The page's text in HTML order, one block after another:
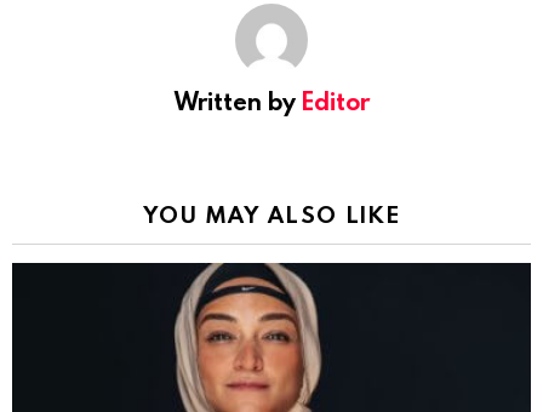
Written by Editor
YOU MAY ALSO LIKE